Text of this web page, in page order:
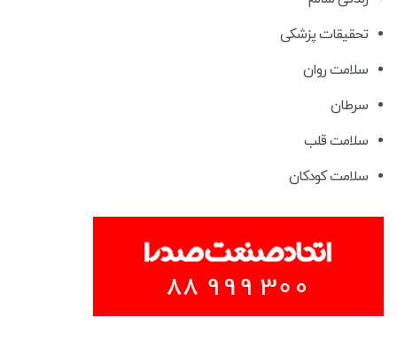
تحقیقات پزشکی
سلامت روان
سرطان
سلامت قلب
سلامت کودکان